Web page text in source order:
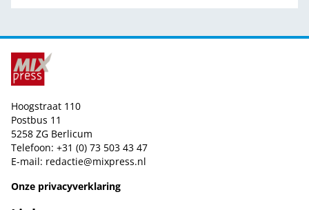
Hoogstraat 110
Postbus 11
5258 ZG Berlicum
Telefoon: +31 (0) 73 503 43 47
E-mail: redactie@mixpress.nl
Onze privacyverklaring